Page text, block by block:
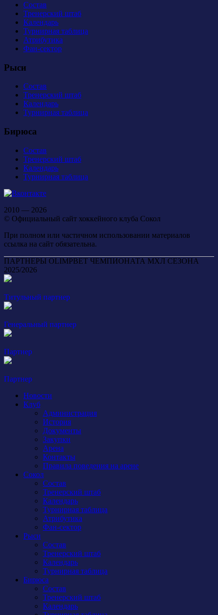
Состав
Тренерский штаб
Календарь
Турнирная таблица
Атрибутика
Фан-сектор
Рыси
Состав
Тренерский штаб
Календарь
Турнирная таблица
Бирюса
Состав
Тренерский штаб
Календарь
Турнирная таблица
2010 — 2026
© Официальный сайт хоккейного клуба Сокол
При полном или частичном использовании материалов
ссылка на сайт обязательна.
ПАРТНЕРЫ OLIMPBET ЧЕМПИОНАТА МХЛ СЕЗОНА
2025/2026
Титульный партнер
Генеральный партнер
Партнер
Партнер
Новости
Клуб
Администрация
История
Документы
Закупки
Арена
Контакты
Правила поведения на арене
Сокол
Состав
Тренерский штаб
Календарь
Турнирная таблица
Атрибутика
Фан-сектор
Рыси
Состав
Тренерский штаб
Календарь
Турнирная таблица
Бирюса
Состав
Тренерский штаб
Календарь